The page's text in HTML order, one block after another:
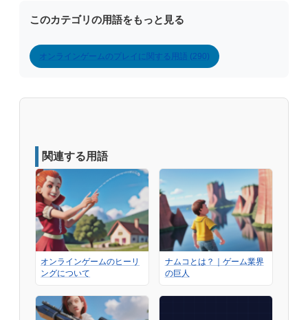
このカテゴリの用語をもっと見る
オンラインゲームのプレイに関する用語 (290)
関連する用語
オンラインゲームのヒーリ
ングについて
ナムコとは？｜ゲーム業界
の巨人